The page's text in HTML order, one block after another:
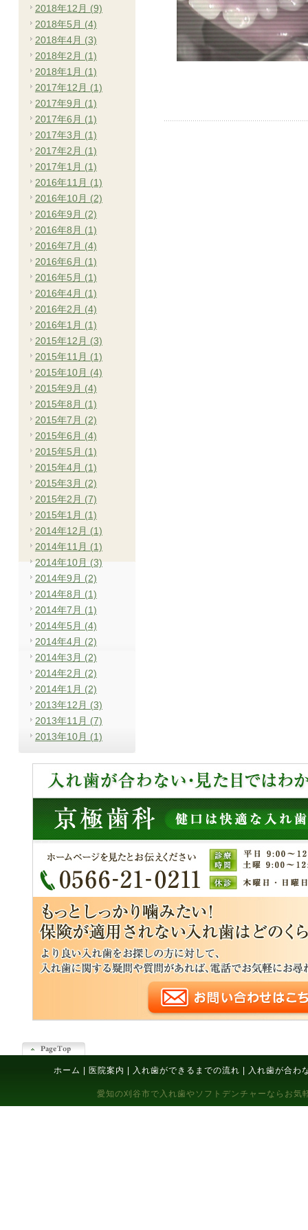
2018年12月 (9)
2018年5月 (4)
2018年4月 (3)
2018年2月 (1)
2018年1月 (1)
2017年12月 (1)
2017年9月 (1)
2017年6月 (1)
2017年3月 (1)
2017年2月 (1)
2017年1月 (1)
2016年11月 (1)
2016年10月 (2)
2016年9月 (2)
2016年8月 (1)
2016年7月 (4)
2016年6月 (1)
2016年5月 (1)
2016年4月 (1)
2016年2月 (4)
2016年1月 (1)
2015年12月 (3)
2015年11月 (1)
2015年10月 (4)
2015年9月 (4)
2015年8月 (1)
2015年7月 (2)
2015年6月 (4)
2015年5月 (1)
2015年4月 (1)
2015年3月 (2)
2015年2月 (7)
2015年1月 (1)
2014年12月 (1)
2014年11月 (1)
2014年10月 (3)
2014年9月 (2)
2014年8月 (1)
2014年7月 (1)
2014年5月 (4)
2014年4月 (2)
2014年3月 (2)
2014年2月 (2)
2014年1月 (2)
2013年12月 (3)
2013年11月 (7)
2013年10月 (1)
ホーム 医院案内 入れ歯ができるまでの流れ 入れ歯が合わ
愛知の刈谷市で入れ歯やソフトデンチャーなら